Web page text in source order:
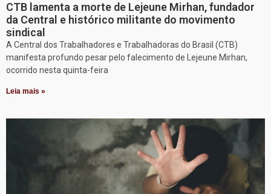
CTB lamenta a morte de Lejeune Mirhan, fundador
da Central e histórico militante do movimento
sindical
A Central dos Trabalhadores e Trabalhadoras do Brasil (CTB)
manifesta profundo pesar pelo falecimento de Lejeune Mirhan,
ocorrido nesta quinta-feira
Leia mais »